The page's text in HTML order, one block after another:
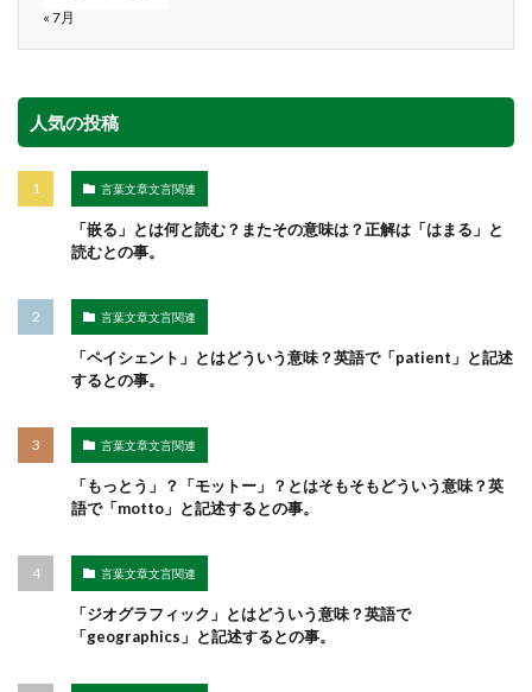
« 7月
人気の投稿
言葉文章文言関連
「嵌る」とは何と読む？またその意味は？正解は「はまる」と
読むとの事。
言葉文章文言関連
「ペイシェント」とはどういう意味？英語で「patient」と記述
するとの事。
言葉文章文言関連
「もっとう」？「モットー」？とはそもそもどういう意味？英
語で「motto」と記述するとの事。
言葉文章文言関連
「ジオグラフィック」とはどういう意味？英語で
「geographics」と記述するとの事。